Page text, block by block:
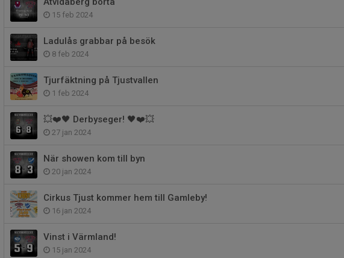
15 feb 2024
Ladulås grabbar på besök
8 feb 2024
Tjurfäktning på Tjustvallen
1 feb 2024
💥❤️🖤 Derbyseger! 🖤❤️💥
27 jan 2024
När showen kom till byn
20 jan 2024
Cirkus Tjust kommer hem till Gamleby!
16 jan 2024
Vinst i Värmland!
15 jan 2024